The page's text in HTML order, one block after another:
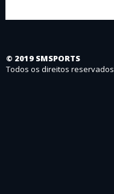
© 2019 SMSPORTS
Todos os direitos reservados